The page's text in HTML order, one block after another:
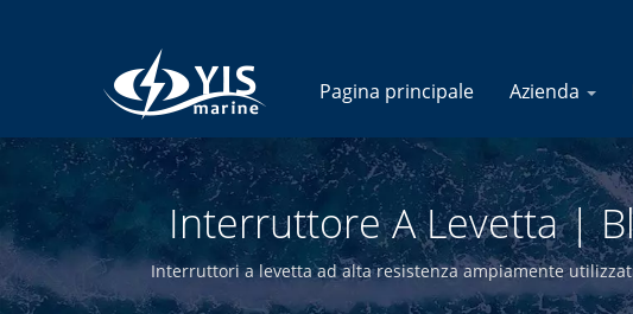
Pagina principale Azienda
Interruttore A Levetta |
Interruttori a levetta ad alta resistenza ampiamente